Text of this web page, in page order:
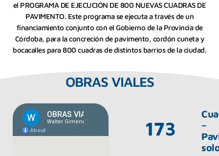
el PROGRAMA DE EJECUCIÓN DE 800 NUEVAS CUADRAS DE
PAVIMENTO. Este programa se ejecuta a través de un
financiamiento conjunto con el Gobierno de la Provincia de
Córdoba, para la concreción de pavimento, cordón cuneta y
bocacalles para 800 cuadras de distintos barrios de la ciudad.
OBRAS VIALES
173
–